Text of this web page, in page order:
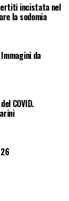
incistata nel
la sodomia
da
COVID.